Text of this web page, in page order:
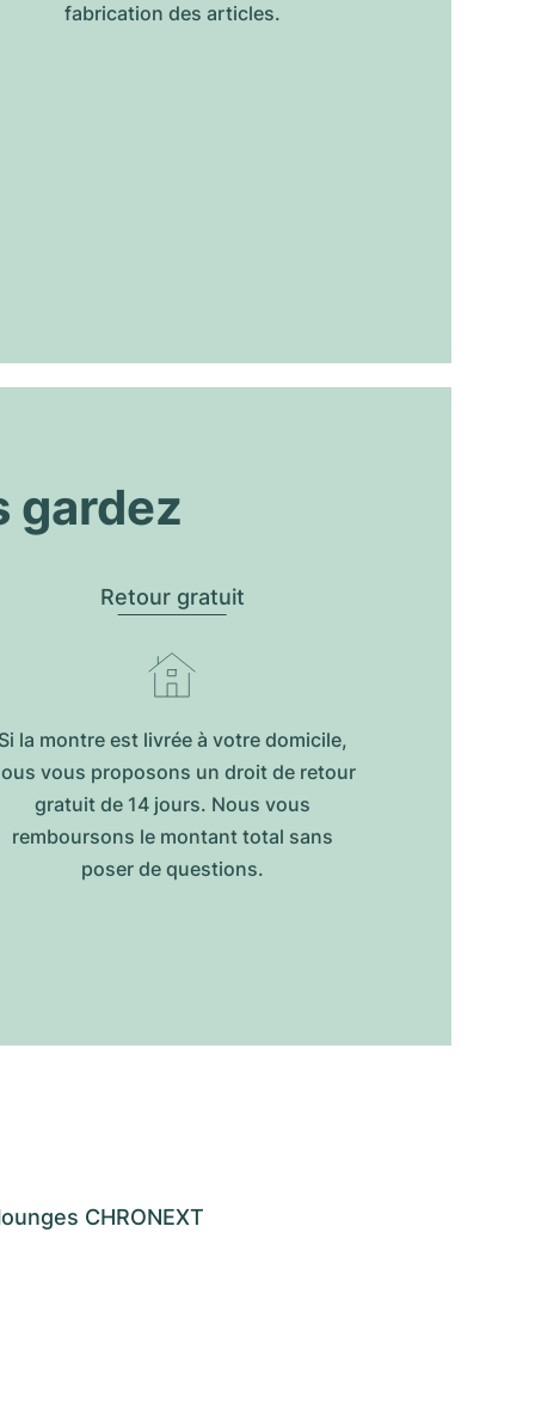
fabrication des articles.
gardez
Retour gratuit
la montre est livrée à votre domicile,
vous proposons un droit de retour
gratuit de 14 jours. Nous vous
remboursons le montant total sans
poser de questions.
CHRONEXT